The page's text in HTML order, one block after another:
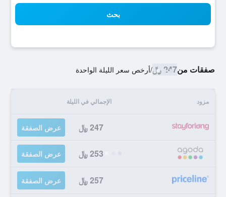
بحث
صفقات من247 ﷼ /أرخص سعر الليلة الواحدة
مزود الإجمالي في الليلة
247 ﷼ عرض الصفقة
253 ﷼ عرض الصفقة
257 ﷼ عرض الصفقة